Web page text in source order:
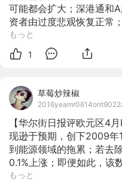
可能都会扩大；深港通和
资者由过度悲观恢复正常
もっと
1
草莓炒辣椒
【华尔街日报评欧元区4
现逊于预期，创下2009年
到能源领域的拖累；若去
0.1%上涨；即便如此，该
もっと